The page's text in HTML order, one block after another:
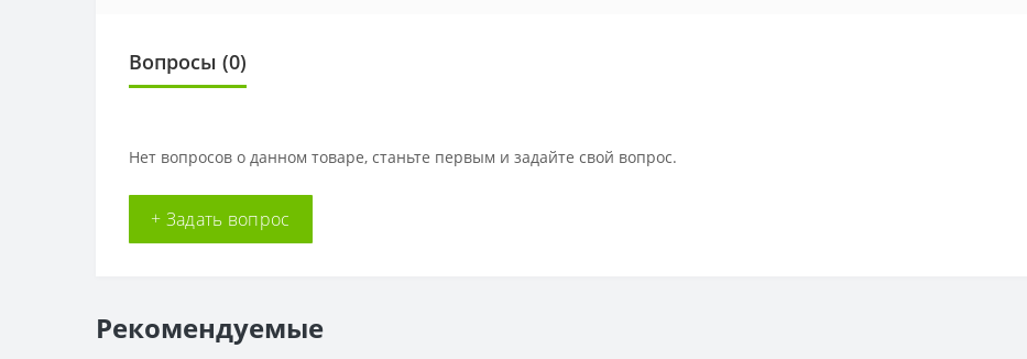
Вопросы (0)
Нет вопросов о данном товаре, станьте первым и задайте свой вопрос.
+ Задать вопрос
Рекомендуемые